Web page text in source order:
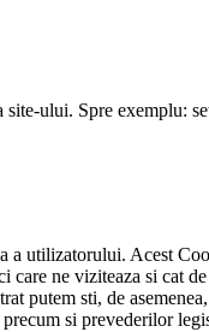
ului. Spre exemplu:
utilizatorului. Acest
ne viziteaza si cat
putem sti, de
si prevederilor